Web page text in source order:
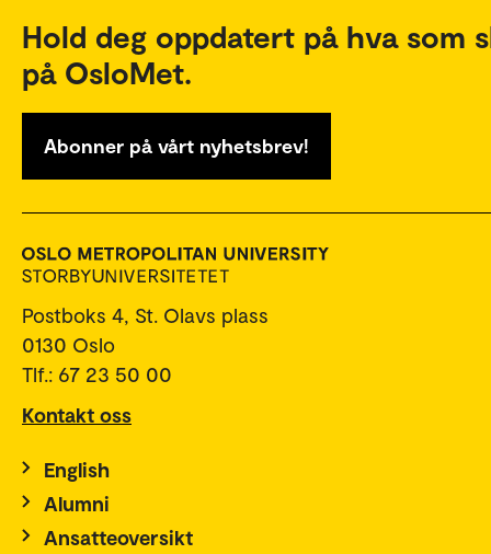
Hold deg oppdatert på hva som
på OsloMet.
Abonner på vårt nyhetsbrev!
Postboks 4, St. Olavs plass
0130 Oslo
Tlf.: 67 23 50 00
Kontakt oss
English
Alumni
Ansatteoversikt